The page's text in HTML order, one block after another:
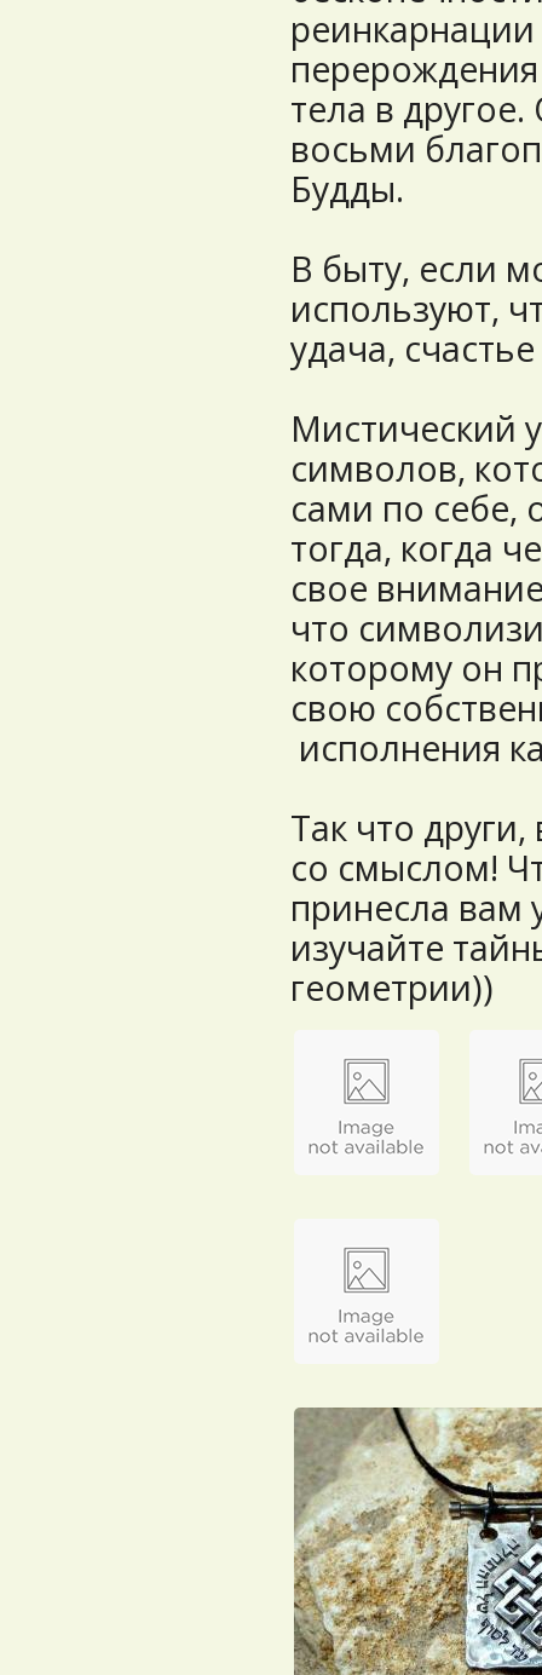
тела в
восьми
Будды.
В быту, если
используют,
удача,
Мистический
символов,
сами по себе,
тогда, когда
свое
что
которому он
свою
исполнения
Так что
со смыслом!
принесла вам
изучайте
геометрии))